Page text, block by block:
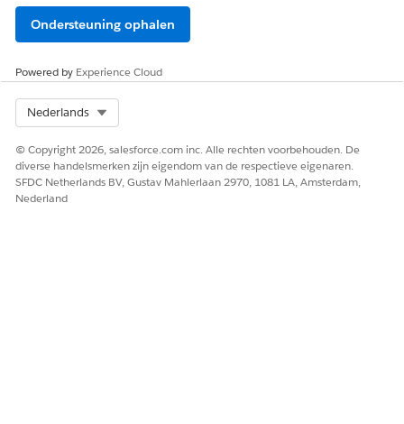
Knowledge-gebruiker
Sla uw wijzigingen op.
HEEFT DIT ARTIKEL UW PROBLEEM OPGELOST?
Ja Nee
Ondersteuning ophalen
Powered by Experience Cloud
Nederlands
© Copyright 2026, salesforce.com inc. Alle rechten voorbehouden. De
diverse handelsmerken zijn eigendom van de respectieve eigenaren.
SFDC Netherlands BV, Gustav Mahlerlaan 2970, 1081 LA, Amsterdam,
Nederland